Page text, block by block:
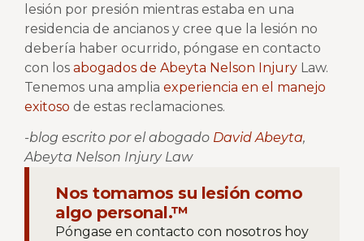
lesión por presión mientras estaba en una
residencia de ancianos y cree que la lesión no
debería haber ocurrido, póngase en contacto
con los abogados de Abeyta Nelson Injury Law.
Tenemos una amplia experiencia en el manejo
exitoso de estas reclamaciones.
-blog escrito por el abogado David Abeyta,
Abeyta Nelson Injury Law
Nos tomamos su lesión como
algo personal.™
Póngase en contacto con nosotros hoy